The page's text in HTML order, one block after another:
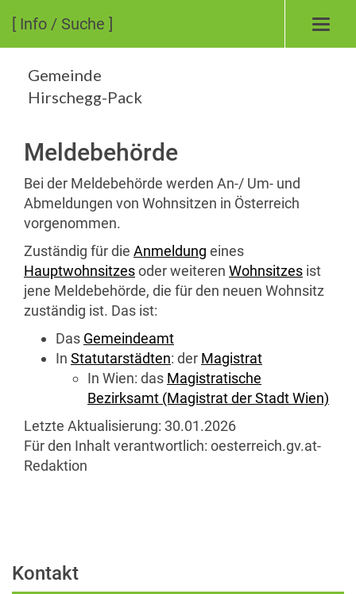
[ Info / Suche ]
Gemeinde
Hirschegg-Pack
Meldebehörde
Bei der Meldebehörde werden An-/ Um- und
Abmeldungen von Wohnsitzen in Österreich
vorgenommen.
Zuständig für die Anmeldung eines
Hauptwohnsitzesoder weiteren Wohnsitzes ist
jene Meldebehörde, die für den neuen Wohnsitz
zuständig ist. Das ist:
Das Gemeindeamt
In Statutarstädten: der Magistrat
In Wien: das Magistratische
Bezirksamt (Magistrat der Stadt Wien)
Letzte Aktualisierung: 30.01.2026
Für den Inhalt verantwortlich: oesterreich.gv.at-
Redaktion
Kontakt